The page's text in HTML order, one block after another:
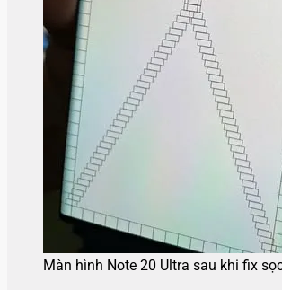
Màn hình Note 20 Ultra sau khi fix